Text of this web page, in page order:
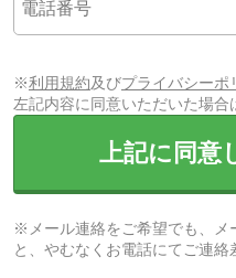
※利用規約及びプライバシーポ
左記内容に同意いただいた場合
上記に同意
※メール連絡をご希望でも、メ
と、やむなくお電話にてご連絡